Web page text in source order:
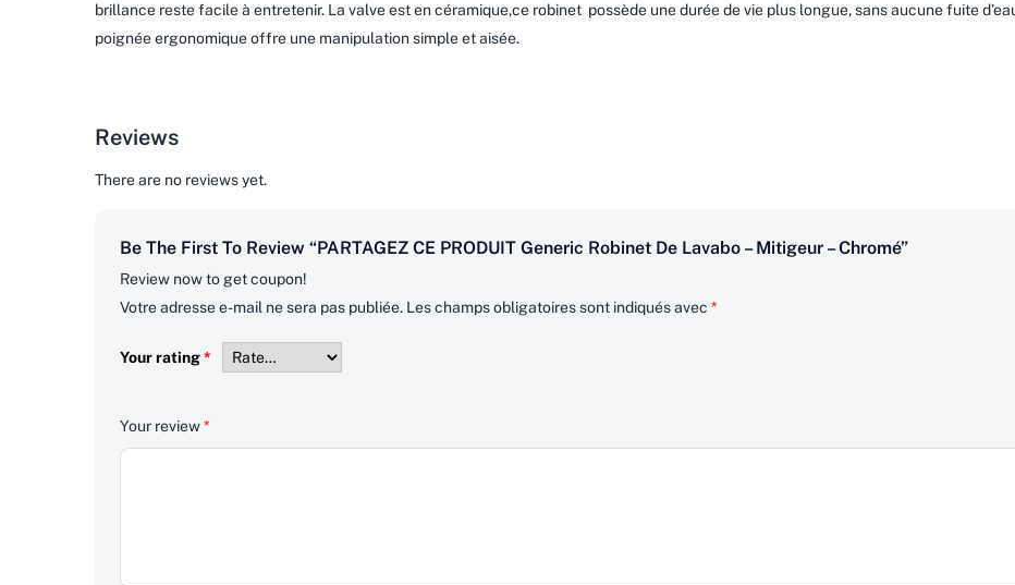
brillance reste facile à entretenir. La valve est en céramique,ce robinet possède une durée de vie plus longue, sans aucune fuite
poignée ergonomique offre une manipulation simple et aisée.
Reviews
There are no reviews yet.
Be The First To Review “PARTAGEZ CE PRODUIT Generic Robinet De Lavabo – Mitigeur – Chromé”
Review now to get coupon!
Votre adresse e-mail ne sera pas publiée. Les champs obligatoires sont indiqués avec *
Your rating*
Your review*